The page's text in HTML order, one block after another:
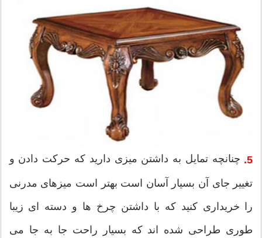
5. چنانچه تمایل به داشتن میزی دارید که حرکت دادن و
تغییر جای آن بسیار آسان است بهتر است میزهای مدرنی
را خریداری کنید که با داشتن چرخ ها و دسته ای زیبا
طوری طراحی شده اند که بسیار راحت جا به جا می